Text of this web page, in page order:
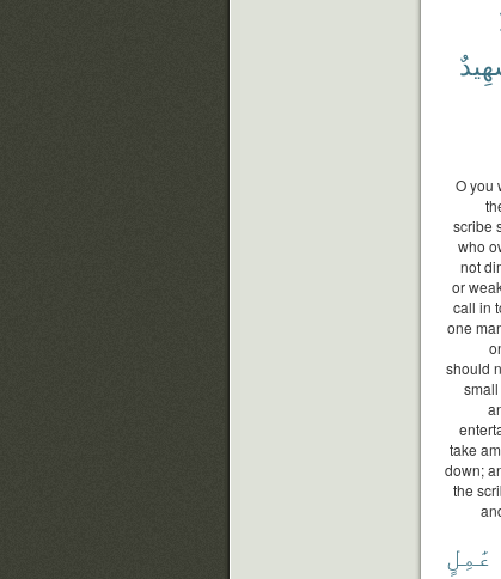
O you
scribe
who
not
or
call in
one
should
take
down;
the
عَٰمِلٍ